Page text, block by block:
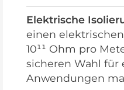
Elektrische
einen
10¹¹ Ohm pro
sicheren Wahl für
Anwendungen